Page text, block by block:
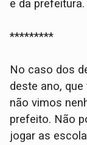
e da prefeitura.
*********
No caso dos
deste ano,
não vimos
prefeito. Não
jogar as